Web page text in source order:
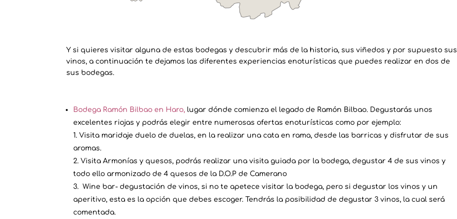
Y si quieres visitar alguna de estas bodegas y descubrir más de la historia, sus viñedos y por supuesto sus
vinos, a continuación te dejamos las diferentes experiencias enoturísticas que puedes realizar en dos de
sus bodegas.
Bodega Ramón Bilbao en Haro, lugar dónde comienza el legado de Ramón Bilbao. Degustarás unos
excelentes riojas y podrás elegir entre numerosas ofertas enoturísticas como por ejemplo:
Visita maridaje duelo de duelas, en la realizar una cata en rama, desde las barricas y disfrutar de sus
aromas.
Visita Armonías y quesos, podrás realizar una visita guiada por la bodega, degustar 4 de sus vinos y
todo ello armonizado de 4 quesos de la D.O.P de Camerano
Wine bar- degustación de vinos, si no te apetece visitar la bodega, pero si degustar los vinos y un
aperitivo, esta es la opción que debes escoger. Tendrás la posibilidad de degustar 3 vinos, la cual será
comentada.